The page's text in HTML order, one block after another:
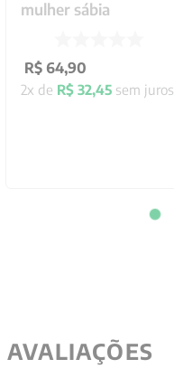
mulher sábia
R$ 64,90
2x de R$ 32,45 sem juros
AVALIAÇÕES